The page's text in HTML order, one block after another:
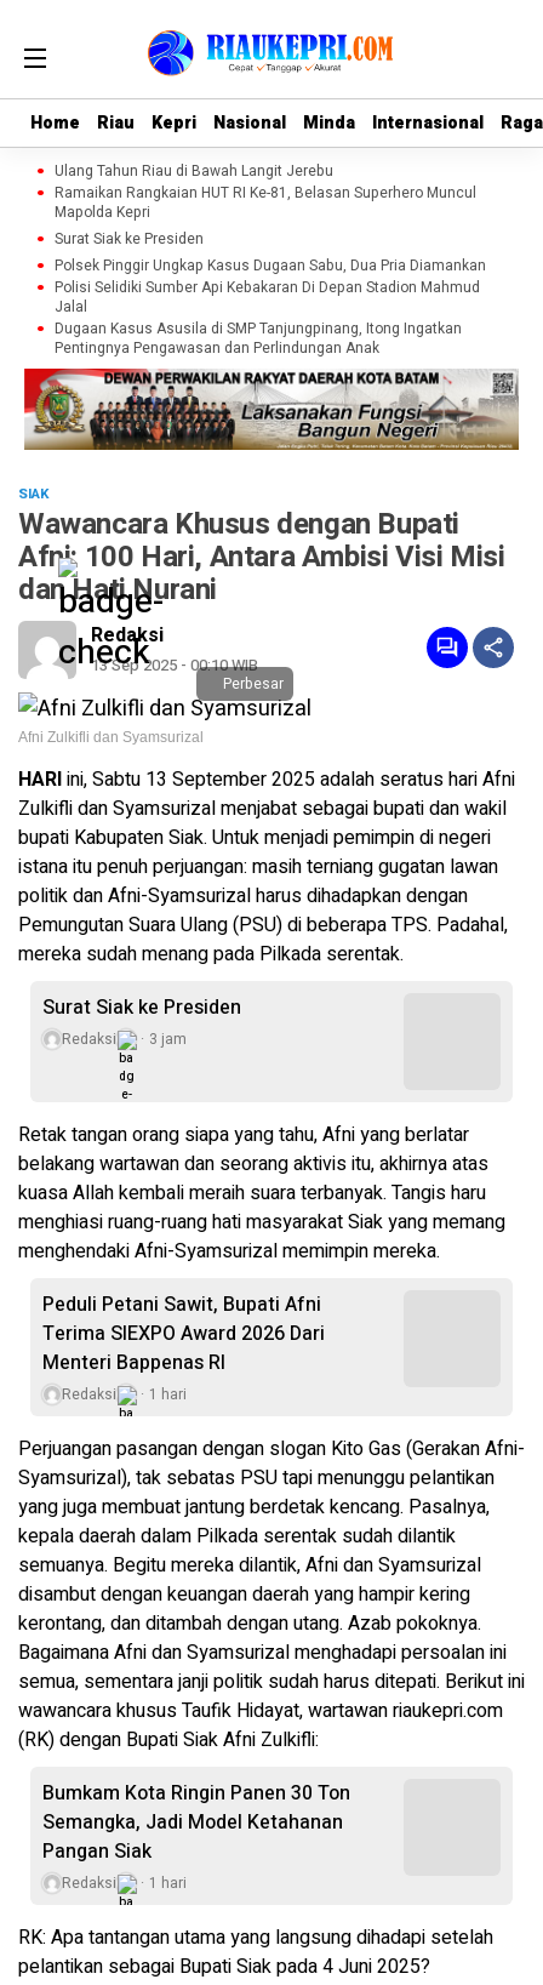
Home Riau Kepri Nasional Minda Internasional
Home Riau Kepri Nasional Minda Internasional
Ulang Tahun Riau di Bawah Langit Jerebu
Ramaikan Rangkaian HUT RI Ke-81, Belasan Superhero Muncul
Mapolda Kepri
Surat Siak ke Presiden
Polsek Pinggir Ungkap Kasus Dugaan Sabu, Dua Pria Diamankan
Polisi Selidiki Sumber Api Kebakaran Di Depan Stadion Mahmud
Jalal
Dugaan Kasus Asusila di SMP Tanjungpinang, Itong Ingatkan
Pentingnya Pengawasan dan Perlindungan Anak
SIAK
Wawancara Khusus dengan Bupati
Afni: 100 Hari, Antara Ambisi Visi Misi
dan Hati Nurani
Redaksi
13 Sep 2025 - 00:10 WIB
Perbesar
Afni Zulkifli dan Syamsurizal
HARIini, Sabtu 13 September 2025 adalah seratus hari Afni
Zulkifli dan Syamsurizal menjabat sebagai bupati dan wakil
bupati Kabupaten Siak. Untuk menjadi pemimpin di negeri
istana itu penuh perjuangan: masih terniang gugatan lawan
politik dan Afni-Syamsurizal harus dihadapkan dengan
Pemungutan Suara Ulang (PSU) di beberapa TPS. Padahal,
mereka sudah menang pada Pilkada serentak.
Surat Siak ke Presiden
Redaksi 3 jam
Retak tangan orang siapa yang tahu, Afni yang berlatar
belakang wartawan dan seorang aktivis itu, akhirnya atas
kuasa Allah kembali meraih suara terbanyak. Tangis haru
menghiasi ruang-ruang hati masyarakat Siak yang memang
menghendaki Afni-Syamsurizal memimpin mereka.
Peduli Petani Sawit, Bupati Afni
Terima SIEXPO Award 2026 Dari
Menteri Bappenas RI
Redaksi 1 hari
Perjuangan pasangan dengan slogan Kito Gas (Gerakan Afni-
Syamsurizal), tak sebatas PSU tapi menunggu pelantikan
yang juga membuat jantung berdetak kencang. Pasalnya,
kepala daerah dalam Pilkada serentak sudah dilantik
semuanya. Begitu mereka dilantik, Afni dan Syamsurizal
disambut dengan keuangan daerah yang hampir kering
kerontang, dan ditambah dengan utang. Azab pokoknya.
Bagaimana Afni dan Syamsurizal menghadapi persoalan ini
semua, sementara janji politik sudah harus ditepati. Berikut ini
wawancara khusus Taufik Hidayat, wartawan riaukepri.com
(RK) dengan Bupati Siak Afni Zulkifli:
Bumkam Kota Ringin Panen 30 Ton
Semangka, Jadi Model Ketahanan
Pangan Siak
Redaksi 1 hari
RK: Apa tantangan utama yang langsung dihadapi setelah
pelantikan sebagai Bupati Siak pada 4 Juni 2025?